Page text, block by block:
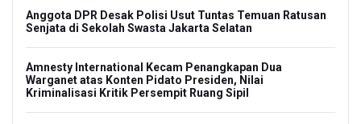
Anggota DPR Desak Polisi Usut Tuntas Temuan Ratusan
Senjata di Sekolah Swasta Jakarta Selatan
Amnesty International Kecam Penangkapan Dua
Warganet atas Konten Pidato Presiden, Nilai
Kriminalisasi Kritik Persempit Ruang Sipil